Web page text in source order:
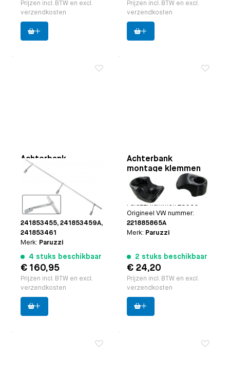
Prijzen incl. BTW en excl.
verzendkosten
Prijzen incl. BTW en excl.
verzendkosten
Achterbank
bagagerek
Toepasbaar op
4.1955 t/m 7.1979
Paruzzi nummer:
20564
Origineel VW nummer:
241853455, 241853459A,
241853461
Merk: Paruzzi
4 stuks beschikbaar
€ 160,95
Prijzen incl. BTW en excl.
verzendkosten
Achterbank
montage klemmen
Toepasbaar op
Bus
8.1966 t/m 7.1979
Paruzzi nummer:28080
Origineel VW nummer:
221885865A
Merk: Paruzzi
2 stuks beschikbaar
€ 24,20
Prijzen incl. BTW en excl.
verzendkosten